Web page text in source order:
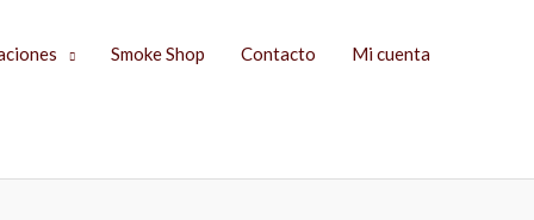
Smoke Shop Contacto Mi cuenta